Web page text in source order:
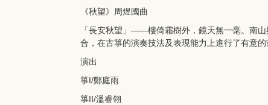
《秋望》周煜國曲
「長安秋望」——樓倚霜樹外，鏡天無一毫。南
合，在古箏的演奏技法及表現能力上進行了有意
演出
箏I/鄭庭雨
箏II/溫睿翎